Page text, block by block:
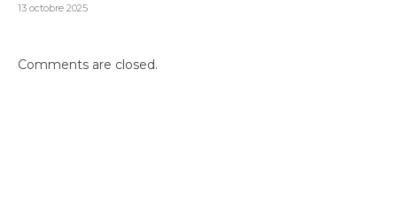
13 octobre 2025
Comments are closed.